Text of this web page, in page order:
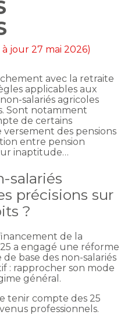
à jour 27 mai 2026)
avec la retraite
applicables aux
salariés agricoles
Sont notamment
de certains
des pensions
entre pension
inaptitude…
salariés
précisions sur
?
de la
a engagé une réforme
base des non-salariés
: rapprocher son mode
général.
tenir compte des 25
professionnels.